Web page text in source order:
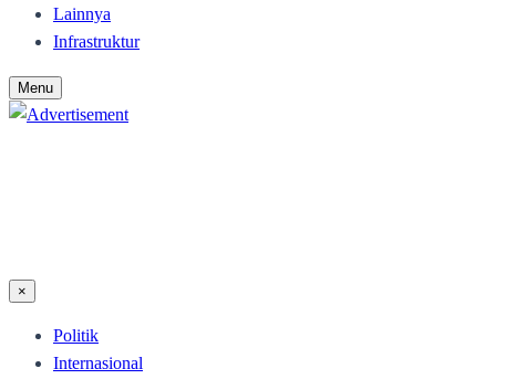
Lainnya
Infrastruktur
Menu
×
Politik
Internasional